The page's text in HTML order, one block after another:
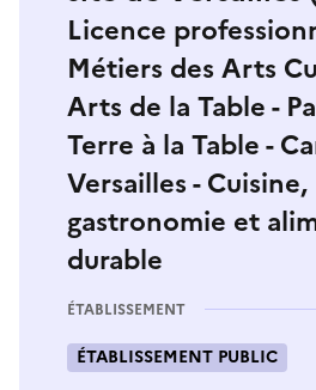
Licence
Métiers des Arts
Arts de la Table -
Terre à la Table -
Versailles - Cuisine,
gastronomie et
durable
ÉTABLISSEMENT
ÉTABLISSEMENT PUBLIC